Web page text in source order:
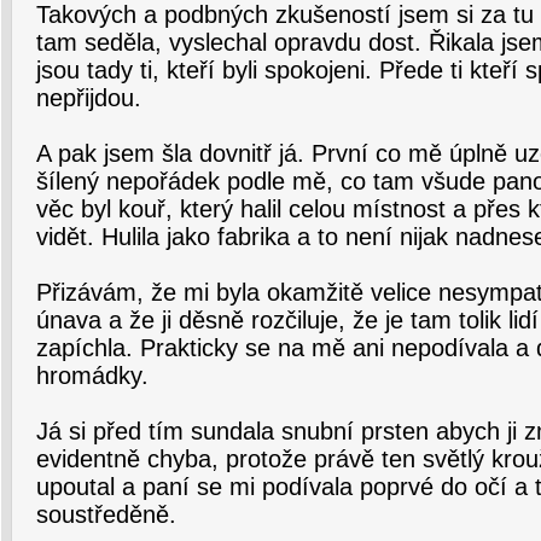
Takových a podbných zkušeností jsem si za
tam seděla, vyslechal opravdu dost. Řikala
jsou tady ti, kteří byli spokojeni. Přede ti kteří
nepřijdou.
A pak jsem šla dovnitř já. První co mě úplně
šílený nepořádek podle mě, co tam všude
věc byl kouř, který halil celou místnost a přes
vidět. Hulila jako fabrika a to není nijak
Přizávám, že mi byla okamžitě velice
únava a že ji děsně rozčiluje, že je tam tolik
zapíchla. Prakticky se na mě ani nepodívala a
hromádky.
Já si před tím sundala snubní prsten abych ji
evidentně chyba, protože právě ten světlý
upoutal a paní se mi podívala poprvé do očí a
soustředěně.